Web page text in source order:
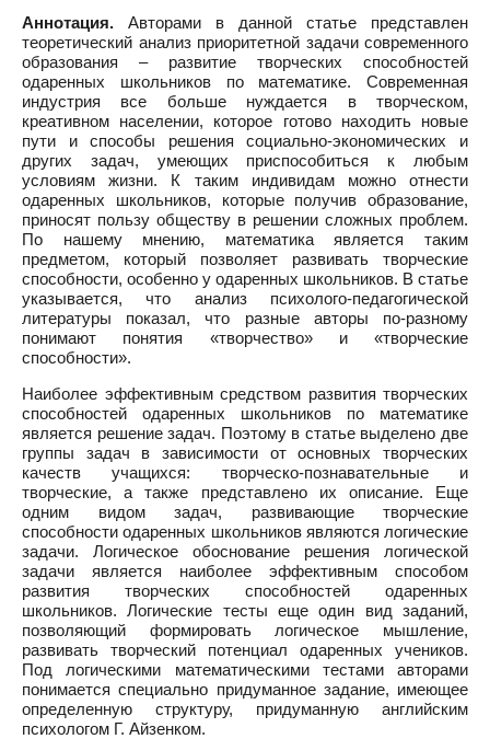
Аннотация. Авторами в данной статье представлен
теоретический анализ приоритетной задачи современного
образования – развитие творческих способностей
одаренных школьников по математике. Современная
индустрия все больше нуждается в творческом,
креативном населении, которое готово находить новые
пути и способы решения социально-экономических и
других задач, умеющих приспособиться к любым
условиям жизни. К таким индивидам можно отнести
одаренных школьников, которые получив образование,
приносят пользу обществу в решении сложных проблем.
По нашему мнению, математика является таким
предметом, который позволяет развивать творческие
способности, особенно у одаренных школьников. В статье
указывается, что анализ психолого-педагогической
литературы показал, что разные авторы по-разному
понимают понятия «творчество» и «творческие
способности».
Наиболее эффективным средством развития творческих
способностей одаренных школьников по математике
является решение задач. Поэтому в статье выделено две
группы задач в зависимости от основных творческих
качеств учащихся: творческо-познавательные и
творческие, а также представлено их описание. Еще
одним видом задач, развивающие творческие
способности одаренных школьников являются логические
задачи. Логическое обоснование решения логической
задачи является наиболее эффективным способом
развития творческих способностей одаренных
школьников. Логические тесты еще один вид заданий,
позволяющий формировать логическое мышление,
развивать творческий потенциал одаренных учеников.
Под логическими математическими тестами авторами
понимается специально придуманное задание, имеющее
определенную структуру, придуманную английским
психологом Г. Айзенком.